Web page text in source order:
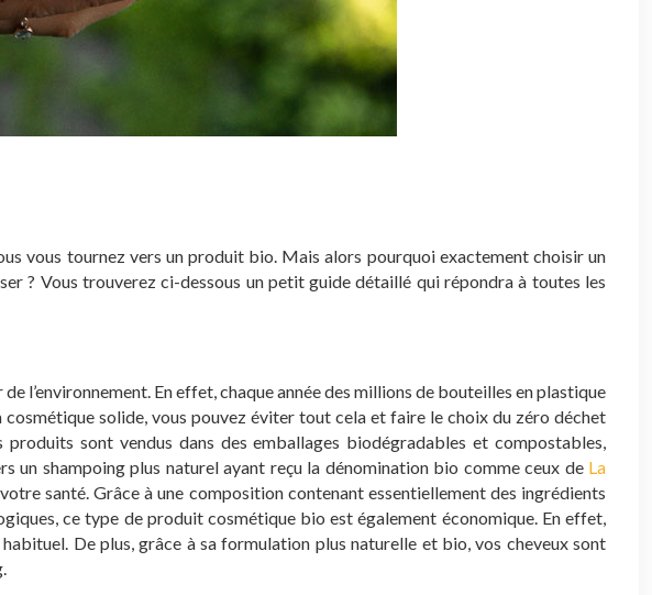
vous tournez vers un produit bio. Mais alors pourquoi exactement choisir un
? Vous trouverez ci-dessous un petit guide détaillé qui répondra à toutes les
l’environnement. En effet, chaque année des millions de bouteilles en plastique
solide, vous pouvez éviter tout cela et faire le choix du zéro déchet
sont vendus dans des emballages biodégradables et compostables,
un shampoing plus naturel ayant reçu la dénomination bio comme ceux de La
santé. Grâce à une composition contenant essentiellement des ingrédients
ce type de produit cosmétique bio est également économique. En effet,
De plus, grâce à sa formulation plus naturelle et bio, vos cheveux sont